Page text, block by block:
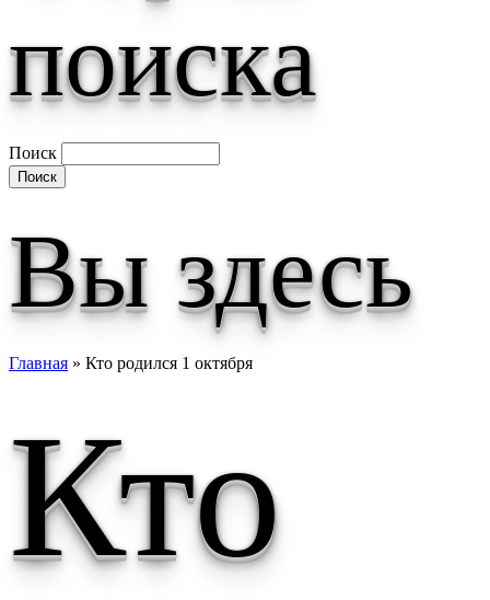
поиска
Поиск
Вы здесь
Главная » Кто родился 1 октября
Кто